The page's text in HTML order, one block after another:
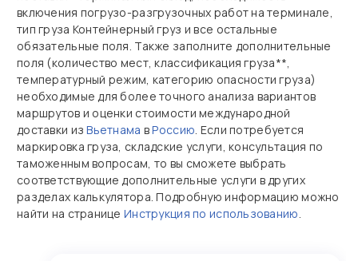
включения погрузо-разгрузочных работ на терминале,
тип груза Контейнерный груз и все остальные
обязательные поля. Также заполните дополнительные
поля (количество мест, классификация груза**,
температурный режим, категорию опасности груза)
необходимые для более точного анализа вариантов
маршрутов и оценки стоимости международной
доставки изВьетнама вРоссию. Если потребуется
маркировка груза, складские услуги, консультация по
таможенным вопросам, то вы сможете выбрать
соответствующие дополнительные услуги в других
разделах калькулятора. Подробную информацию можно
найти на страницеИнструкция по использованию.